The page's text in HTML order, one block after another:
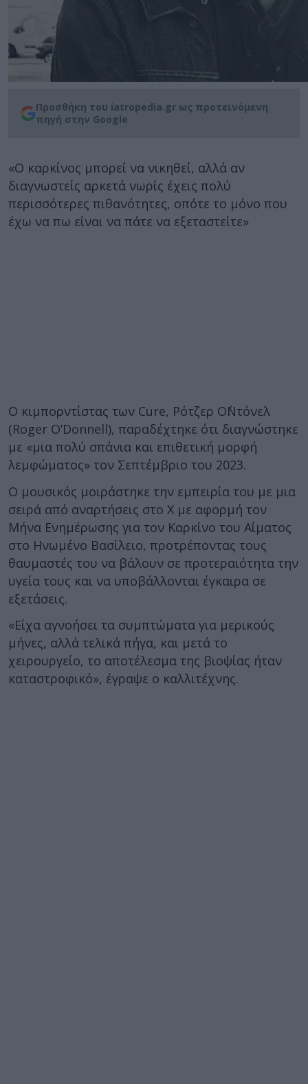
Προσθήκη του iatropedia.gr ως προτεινόμενη
πηγή στην Google
«Ο καρκίνος μπορεί να νικηθεί, αλλά αν
διαγνωστείς αρκετά νωρίς έχεις πολύ
περισσότερες πιθανότητες, οπότε το μόνο που
έχω να πω είναι να πάτε να εξεταστείτε»
O κιμπορντίστας των Cure, Ρότζερ Ο΄Ντόνελ
(Roger O’Donnell), παραδέχτηκε ότι διαγνώστηκε
με «μια πολύ σπάνια και επιθετική μορφή
λεμφώματος» τον Σεπτέμβριο του 2023.
Ο μουσικός μοιράστηκε την εμπειρία του με μια
σειρά από αναρτήσεις στο X με αφορμή τον
Μήνα Ενημέρωσης για τον Καρκίνο του Αίματος
στο Ηνωμένο Βασίλειο, προτρέποντας τους
θαυμαστές του να βάλουν σε προτεραιότητα την
υγεία τους και να υποβάλλονται έγκαιρα σε
εξετάσεις.
«Είχα αγνοήσει τα συμπτώματα για μερικούς
μήνες, αλλά τελικά πήγα, και μετά το
χειρουργείο, το αποτέλεσμα της βιοψίας ήταν
καταστροφικό», έγραψε ο καλλιτέχνης.